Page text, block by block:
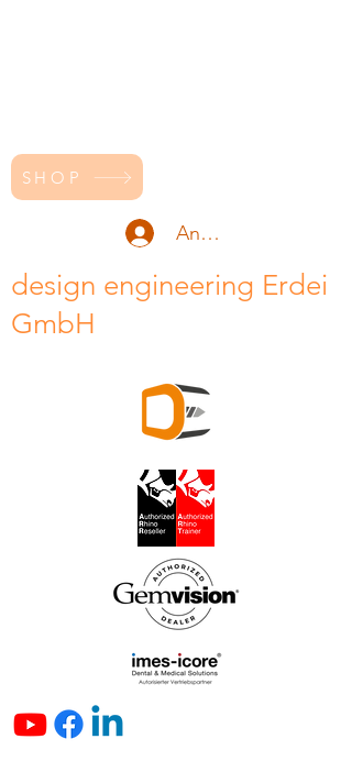
SHOP
Anmelden
design engineering Erdei
GmbH